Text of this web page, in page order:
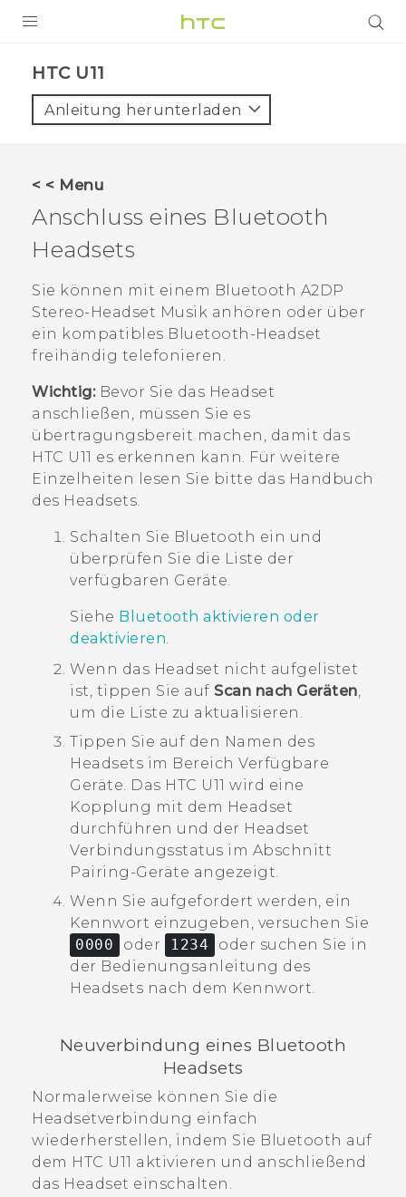
VIVE
VIVERSE
UNTERSTÜTZUNG
HTC-Geräte und Zubehör
Anmelden
HTC U11‎
Anleitung herunterladen
< < Menu
Anschluss eines Bluetooth
Headsets
Sie können mit einem Bluetooth A2DP
Stereo-Headset Musik anhören oder über
ein kompatibles Bluetooth -Headset
freihändig telefonieren.
Wichtig:Bevor Sie das Headset
anschließen, müssen Sie es
übertragungsbereit machen, damit das
HTC U11 es erkennen kann. Für weitere
Einzelheiten lesen Sie bitte das Handbuch
des Headsets.
Schalten Sie Bluetooth ein und
überprüfen Sie die Liste der
verfügbaren Geräte.
Siehe Bluetooth aktivieren oder
deaktivieren.
Wenn das Headset nicht aufgelistet
ist, tippen Sie auf Scan nach Geräten,
um die Liste zu aktualisieren.
Tippen Sie auf den Namen des
Headsets im Bereich Verfügbare
Geräte. Das HTC U11 wird eine
Kopplung mit dem Headset
durchführen und der Headset
Verbindungsstatus im Abschnitt
Pairing-Geräte angezeigt.
Wenn Sie aufgefordert werden, ein
Kennwort einzugeben, versuchen Sie
0000
oder 1234
oder suchen Sie in
der Bedienungsanleitung des
Headsets nach dem Kennwort.
Neuverbindung eines Bluetooth
Headsets
Normalerweise können Sie die
Headsetverbindung einfach
wiederherstellen, indem Sie Bluetooth auf
dem HTC U11 aktivieren und anschließend
das Headset einschalten.